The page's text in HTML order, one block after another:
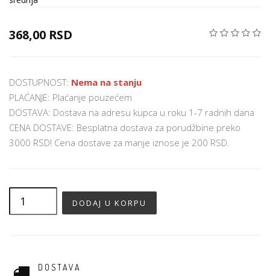
368,00 RSD
DOSTUPNOST: Nema na stanju
PLAĆANJE: Plaćanje pouzećem
DOSTAVA: Dostava na adresu kupca u roku 1-7 radnih dana
CENA DOSTAVE: Besplatna dostava za porudžbine preko
3000 RSD! Cena dostave za manje iznose je 200 RSD.
DOSTAVA